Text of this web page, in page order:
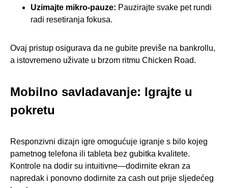
Uzimajte mikro‑pauze: Pauzirajte svake pet rundi
radi resetiranja fokusa.
Ovaj pristup osigurava da ne gubite previše na bankrollu,
a istovremeno uživate u brzom ritmu Chicken Road.
Mobilno savladavanje: Igrajte u
pokretu
Responzivni dizajn igre omogućuje igranje s bilo kojeg
pametnog telefona ili tableta bez gubitka kvalitete.
Kontrole na dodir su intuitivne—dodirnite ekran za
napredak i ponovno dodirnite za cash out prije sljedećeg